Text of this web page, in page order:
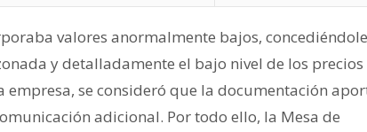
valores anormalmente bajos,
y detalladamente el bajo nivel de los precios
empresa, se consideró que la documentación
adicional. Por todo ello, la Mesa de